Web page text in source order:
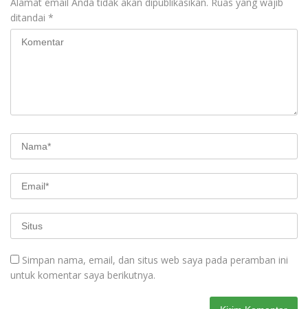
Alamat email Anda tidak akan dipublikasikan. Ruas yang wajib
ditandai *
Simpan nama, email, dan situs web saya pada peramban ini
untuk komentar saya berikutnya.